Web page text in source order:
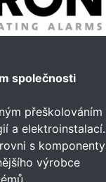
společnosti
přeškolováním
a elektroinstalací.
s komponenty
výrobce